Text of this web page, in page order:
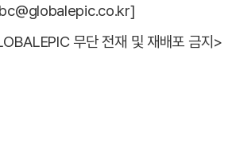
무단 전재 및 재배포 금지>